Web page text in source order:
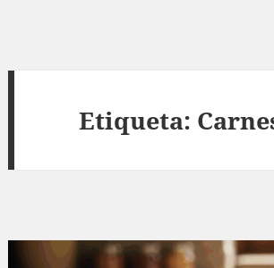
Etiqueta: